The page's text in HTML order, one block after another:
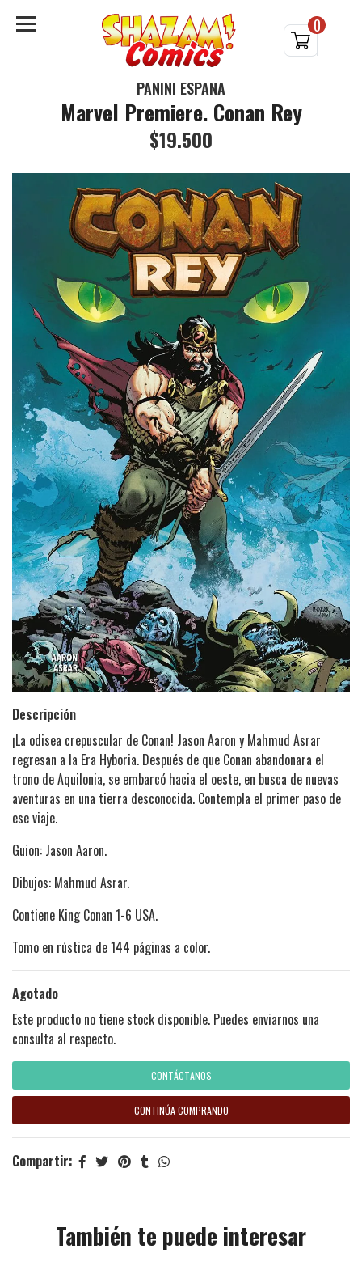
0
PANINI ESPAÑA
Marvel Premiere. Conan Rey
$19.500
Descripción
¡La odisea crepuscular de Conan! Jason Aaron y Mahmud Asrar
regresan a la Era Hyboria. Después de que Conan abandonara el
trono de Aquilonia, se embarcó hacia el oeste, en busca de nuevas
aventuras en una tierra desconocida. Contempla el primer paso de
ese viaje.
Guion: Jason Aaron.
Dibujos: Mahmud Asrar.
Contiene King Conan 1-6 USA.
Tomo en rústica de 144 páginas a color.
Agotado
Este producto no tiene stock disponible. Puedes enviarnos una
consulta al respecto.
CONTÁCTANOS
CONTINÚA COMPRANDO
Compartir:
También te puede interesar